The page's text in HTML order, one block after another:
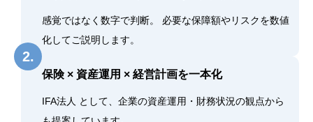
感覚ではなく数字で判断。 必要な保障額やリスクを数値
化してご説明します。
2.
保険 × 資産運用 × 経営計画を一本化
IFA法人 として、企業の資産運用・財務状況の観点から